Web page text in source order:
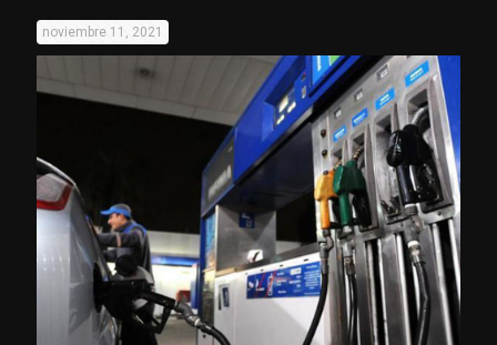
noviembre 11, 2021